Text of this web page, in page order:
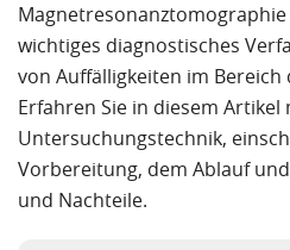
wichtiges diagnostisches
von Auffälligkeiten im Bereich
Erfahren Sie in diesem
Untersuchungstechnik,
Vorbereitung, dem Ablauf
und Nachteile.